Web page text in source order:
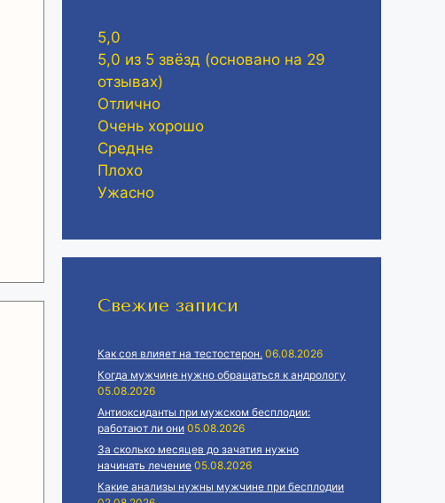
5,0
5,0 из 5 звёзд (основано на 29
отзывах)
Отлично
Очень хорошо
Средне
Плохо
Ужасно
Свежие записи
Как соя влияет на тестостерон. 06.08.2026
Когда мужчине нужно обращаться к андрологу
05.08.2026
Антиоксиданты при мужском бесплодии:
работают ли они 05.08.2026
За сколько месяцев до зачатия нужно
начинать лечение 05.08.2026
Какие анализы нужны мужчине при бесплодии